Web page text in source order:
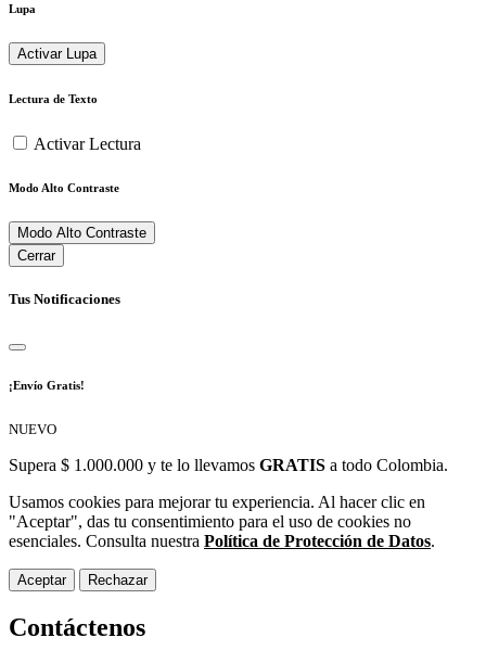
Lupa
Activar Lupa
Lectura de Texto
Activar Lectura
Modo Alto Contraste
Modo Alto Contraste
Cerrar
Tus Notificaciones
¡Envío Gratis!
NUEVO
Supera $ 1.000.000 y te lo llevamos GRATIS a todo Colombia.
Usamos cookies para mejorar tu experiencia. Al hacer clic en
"Aceptar", das tu consentimiento para el uso de cookies no
esenciales. Consulta nuestra Política de Protección de Datos.
Aceptar Rechazar
Contáctenos